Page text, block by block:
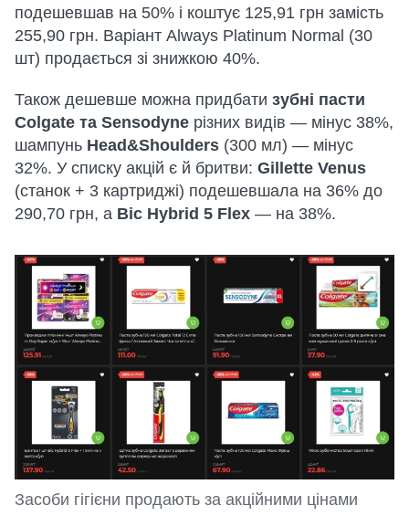
подешевшав на 50% і коштує 125,91 грн замість
255,90 грн. Варіант Always Platinum Normal (30
шт) продається зі знижкою 40%.
Також дешевше можна придбати зубні пасти
Colgate та Sensodyne різних видів — мінус 38%,
шампунь Head&Shoulders (300 мл) — мінус
32%. У списку акцій є й бритви: Gillette Venus
(станок + 3 картриджі) подешевшала на 36% до
290,70 грн, а Bic Hybrid 5 Flex — на 38%.
Засоби гігієни продають за акційними цінами